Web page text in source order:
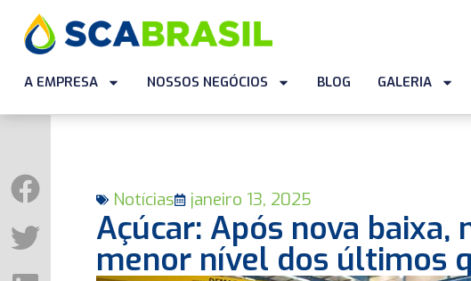
A EMPRESA NOSSOS NEGÓCIOS BLOG GALERIA
Notícias janeiro 13, 2025
Açúcar: Após nova
menor nível dos últimos